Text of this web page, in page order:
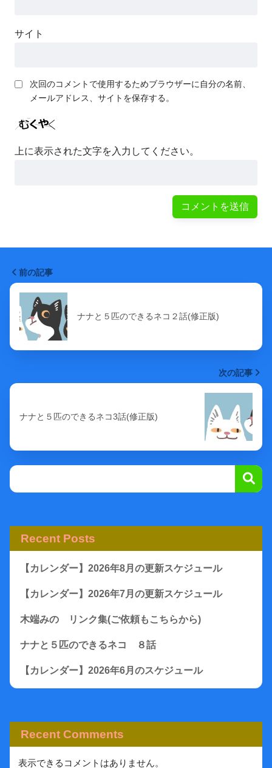
サイト
次回のコメントで使用するためブラウザーに自分の名前、
メールアドレス、サイトを保存する。
上に表示された文字を入力してください。
前の記事
ナナと５匹のできるネコ２話(修正版)
次の記事
ナナと５匹のできるネコ3話(修正版)
Recent Posts
【カレンダー】2026年8月の更新スケジュール
【カレンダー】2026年7月の更新スケジュール
木端みの リンク集(ご依頼もこちらから)
ナナと５匹のできるネコ ８話
【カレンダー】2026年6月のスケジュール
Recent Comments
表示できるコメントはありません。